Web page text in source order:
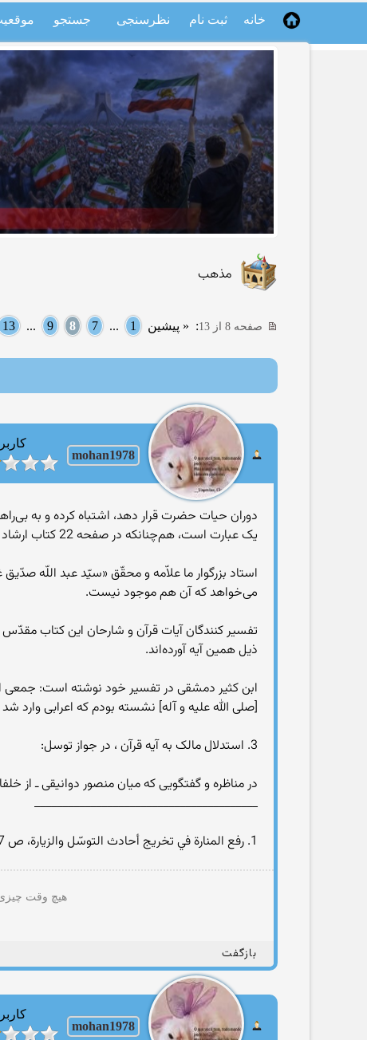
خانه ثبت نام نظرسنجی جستجو
مذهب
صفحه 8 از 13 : « پیشین 1
...
7
8
9
...
13
mohan1978
کاربر
دوران حيات حضرت قرار دهد، اشتباه کرده و به
يک عبارت است، هم‌چنانکه در صفحه 22 کتاب ارشاد الفحول، به اين مطلب اشاره شده است.
استاد بزرگوار ما علاّمه و محقّق «سيّد عبد اللّه
مى‌خواهد که آن هم موجود نيست.
تفسير کنندگان آيات قرآن و شارحان اين کتاب مقدّس
ذيل همين آيه آورده‌اند.
ابن کثير دمشقى در تفسير خود نوشته است: جمعى از
[صلى ‌الله‌ عليه‌ و‌ آله] نشسته بودم که اعرابى وارد
3. استدلال مالک به آيه قرآن ، در جواز توسل:
در مناظره و گفتگويى که ميان منصور دوانيقى ـ از
________________________________________
1. رفع المنارة في تخريج أحادث التوسّل والزيارة، ص 57.
هیچ وقت چیزی
بازگفت
mohan1978
کاربر